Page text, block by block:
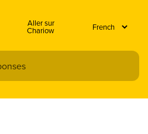
Aller sur
Chariow